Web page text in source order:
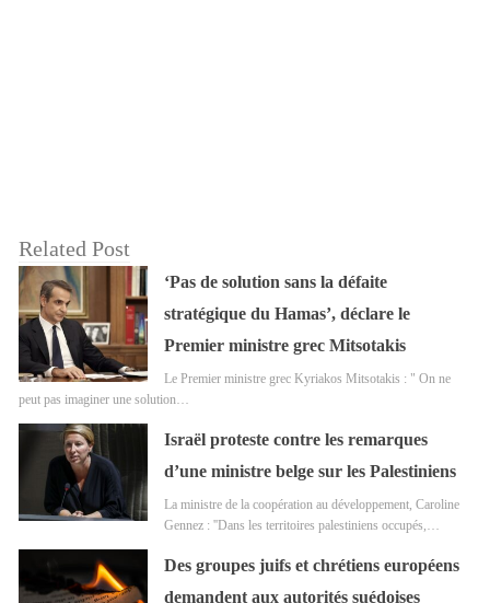
Related Post
‘Pas de solution sans la défaite
stratégique du Hamas’, déclare le
Premier ministre grec Mitsotakis
Le Premier ministre grec Kyriakos Mitsotakis : " On ne
peut pas imaginer une solution…
Israël proteste contre les remarques
d’une ministre belge sur les Palestiniens
La ministre de la coopération au développement, Caroline
Gennez : ''Dans les territoires palestiniens occupés,…
Des groupes juifs et chrétiens européens
demandent aux autorités suédoises